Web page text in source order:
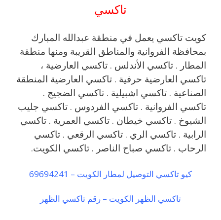
تاكسي
كويت تاكسي يعمل في منطقة عبدالله المبارك
بمحافظة الفروانية والمناطق القريبة ‎ومنها منطقة
المطار . تاكسي الأندلس . تاكسي العارضية ،
تاكسي العارضية حرفية . تاكسي العارضية المنطقة
الصناعية . تاكسي اشبيلية . تاكسي الضجيج .
تاكسي الفروانية . تاكسي الفردوس . تاكسي جليب
الشيوخ . تاكسي خيطان . تاكسي العمرية . تاكسي
الرابية . تاكسي الري . تاكسي الرقعي . تاكسي
الرحاب . تاكسي صباح الناصر . تاكسي الكويت.
كيو تاكسي التوصيل لمطار الكويت – 69694241
تاكسي الظهر الكويت – رقم تاكسي الظهر